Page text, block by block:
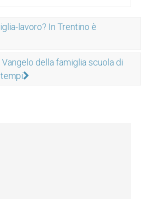
lavoro? In Trentino è
della famiglia scuola di